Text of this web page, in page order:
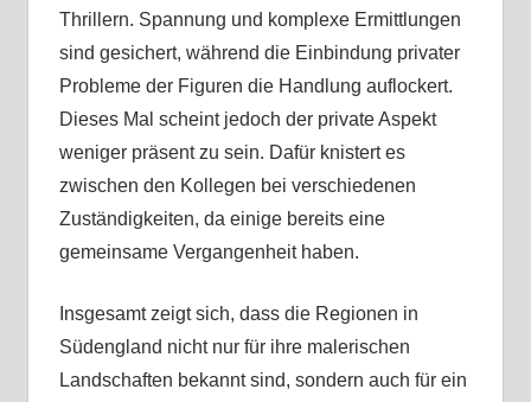
Thrillern. Spannung und komplexe Ermittlungen
sind gesichert, während die Einbindung privater
Probleme der Figuren die Handlung auflockert.
Dieses Mal scheint jedoch der private Aspekt
weniger präsent zu sein. Dafür knistert es
zwischen den Kollegen bei verschiedenen
Zuständigkeiten, da einige bereits eine
gemeinsame Vergangenheit haben.
Insgesamt zeigt sich, dass die Regionen in
Südengland nicht nur für ihre malerischen
Landschaften bekannt sind, sondern auch für ein